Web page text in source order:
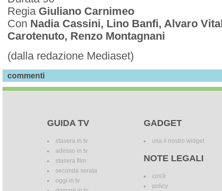
Regia Giuliano Carnimeo
Con Nadia Cassini, Lino Banfi, Alvaro
Carotenuto, Renzo Montagnani
(dalla redazione Mediaset)
commenti
GUIDA TV
stasera in tv
adesso in tv
stasera film
seconda serata
oggi in tv
GADGET
usa il nostro widget
NOTE LEGALI
cos'è
policy